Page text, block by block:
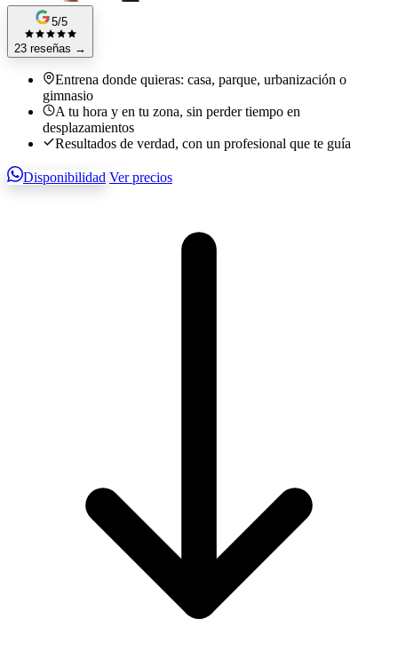
5/5
23 reseñas →
Entrena donde quieras: casa, parque, urbanización o
gimnasio
A tu hora y en tu zona, sin perder tiempo en
desplazamientos
Resultados de verdad, con un profesional que te guía
Disponibilidad Ver precios